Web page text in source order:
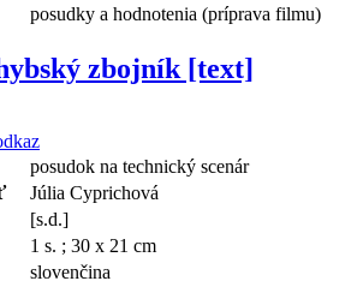
posudky a hodnotenia (príprava filmu)
zbojník [text]
posudok na technický scenár
Júlia Cyprichová
[s.d.]
1 s. ; 30 x 21 cm
slovenčina